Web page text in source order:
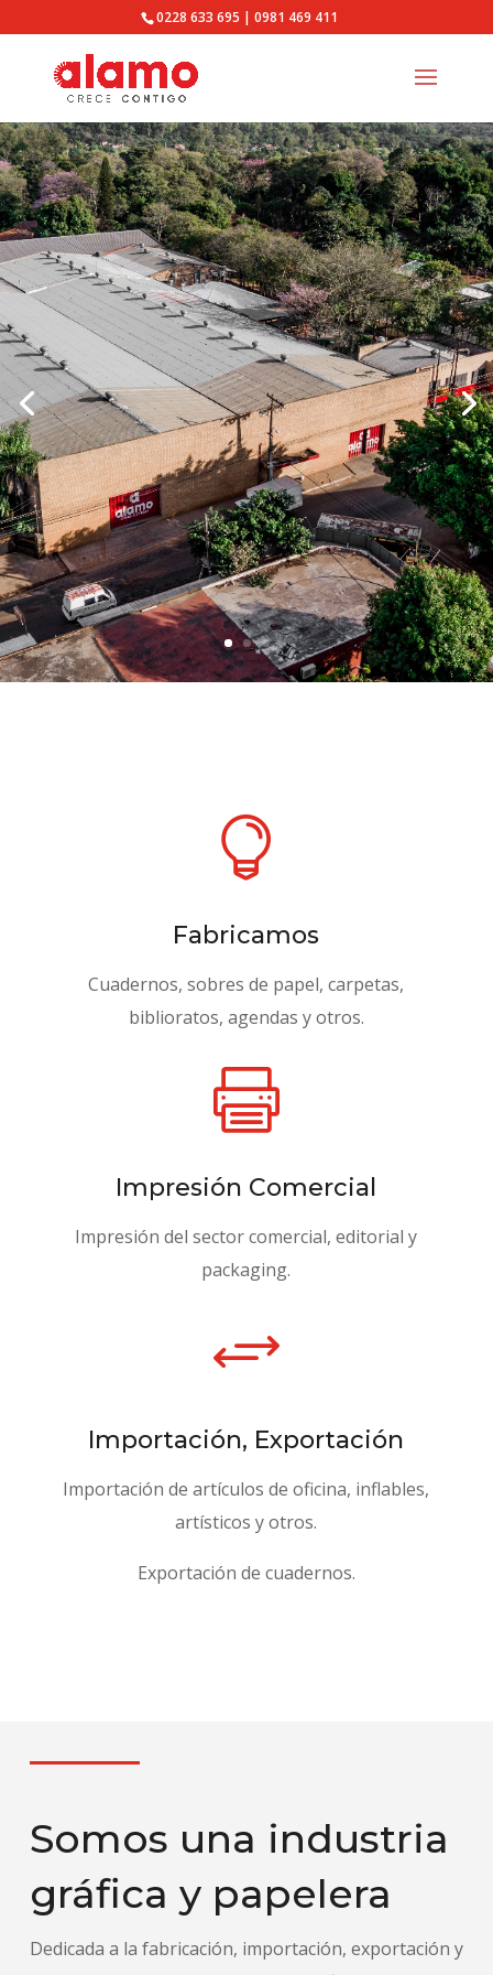
0228 633 695 | 0981 469 411

Fabricamos
Cuadernos, sobres de papel, carpetas,
biblioratos, agendas y otros.

Impresión Comercial
Impresión del sector comercial, editorial y
packaging.
+
Importación, Exportación
Importación de artículos de oficina, inflables,
artísticos y otros.
Exportación de cuadernos.
Somos una industria
gráfica y papelera
Dedicada a la fabricación, importación, exportación y